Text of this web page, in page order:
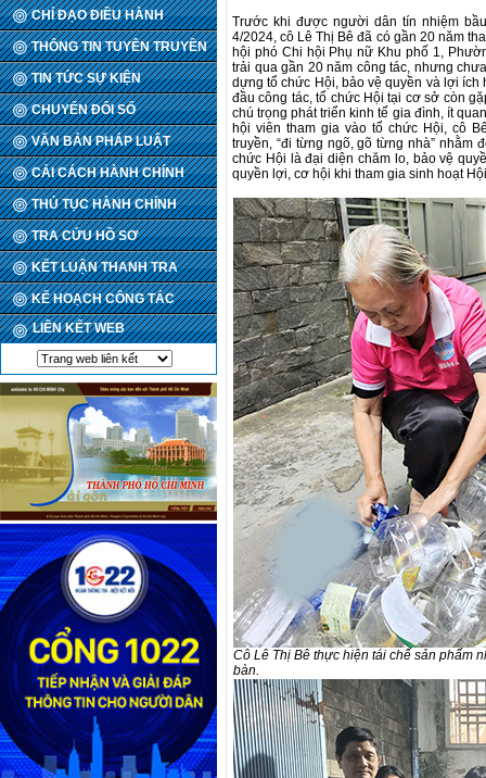
CHỈ ĐẠO ĐIỀU HÀNH
THÔNG TIN TUYÊN TRUYỀN
TIN TỨC SỰ KIỆN
CHUYỂN ĐỔI SỐ
VĂN BẢN PHÁP LUẬT
CẢI CÁCH HÀNH CHÍNH
THỦ TỤC HÀNH CHÍNH
TRA CỨU HỒ SƠ
KẾT LUẬN THANH TRA
KẾ HOẠCH CÔNG TÁC
LIÊN KẾT WEB
Trước khi được người dân tín nhiệm
4/2024, cô Lê Thị Bê đã có gần 20 năm
hội phó Chi hội Phụ nữ Khu phố 1,
trải qua gần 20 năm công tác, nhưng
dựng tổ chức Hội, bảo vệ quyền và lợi
đầu công tác, tổ chức Hội tại cơ sở còn
chú trọng phát triển kinh tế gia đình, ít
hội viên tham gia vào tổ chức Hội, cô
truyền, “đi từng ngõ, gõ từng nhà”
chức Hội là đại diện chăm lo, bảo vệ
quyền lợi, cơ hội khi tham gia sinh hoạt
Cô Lê Thị Bê thực hiện tái chế sản phẩm
bàn.